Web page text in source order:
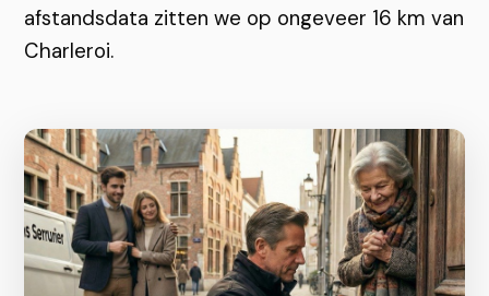
afstandsdata zitten we op ongeveer 16 km van
Charleroi.